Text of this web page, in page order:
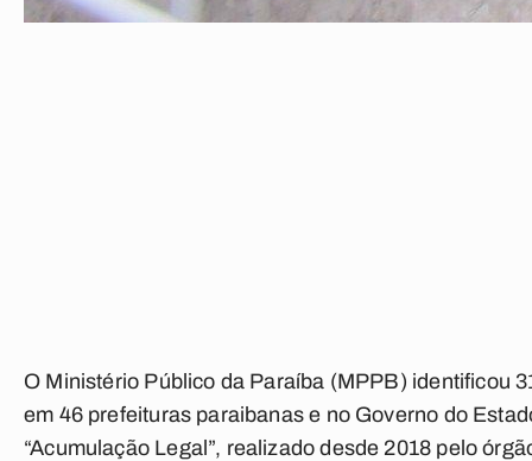
O Ministério Público da Paraíba (MPPB) identificou
em 46 prefeituras paraibanas e no Governo do
“Acumulação Legal”, realizado desde 2018 pelo